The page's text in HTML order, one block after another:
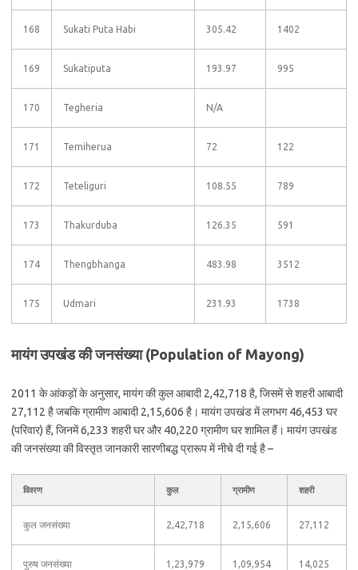
168 Sukati Puta Habi 305.42 1402
169 Sukatiputa 193.97 995
170 Tegheria N/A
171 Temiherua 72 122
172 Teteliguri 108.55 789
173 Thakurduba 126.35 591
174 Thengbhanga 483.98 3512
175 Udmari 231.93 1738
मायंग उपखंड की जनसंख्या (Population of Mayong)
2011 के आंकड़ों के अनुसार, मायंग की कुल आबादी 2,42,718 है, जिसमें से शहरी आबादी
27,112 है जबकि ग्रामीण आबादी 2,15,606 है। मायंग उपखंड में लगभग 46,453 घर
(परिवार) हैं, जिनमें 6,233 शहरी घर और 40,220 ग्रामीण घर शामिल हैं। मायंग उपखंड
की जनसंख्या की विस्तृत जानकारी सारणीबद्ध प्रारूप में नीचे दी गई है –
विवरण कुल ग्रामीण शहरी
कुल जनसंख्या 2,42,718 2,15,606 27,112
पुरुष जनसंख्या 1,23,979 1,09,954 14,025